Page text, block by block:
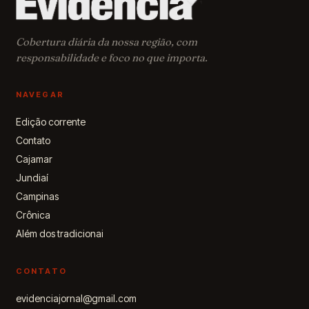
educação,
acolhimento
às crianças
Cobertura diária da nossa região, com
responsabilidade e foco no que importa.
NAVEGAR
Edição corrente
Contato
Cajamar
Jundiaí
Campinas
Crônica
Além dos tradicionai
CONTATO
evidenciajornal@gmail.com